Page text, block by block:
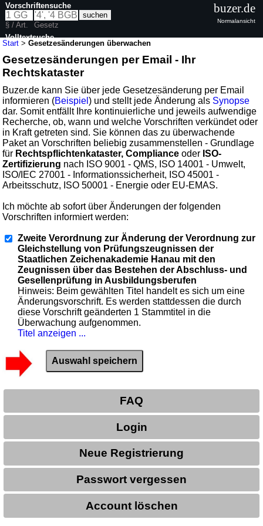
Start >Gesetzesänderungen überwachen
Gesetzesänderungen per Email - Ihr
Rechtskataster
Buzer.de kann Sie über jede Gesetzesänderung per Email
informieren (Beispiel) und stellt jede Änderung als Synopse
dar. Somit entfällt Ihre kontinuierliche und jeweils aufwendige
Recherche, ob, wann und welche Vorschriften verkündet oder
in Kraft getreten sind. Sie können das zu überwachende
Paket an Vorschriften beliebig zusammenstellen - Grundlage
für Rechtspflichtenkataster, Compliance oder ISO-
Zertifizierung nach ISO 9001 - QMS, ISO 14001 - Umwelt,
ISO/IEC 27001 - Informationssicherheit, ISO 45001 -
Arbeitsschutz, ISO 50001 - Energie oder EU-EMAS.
Ich möchte ab sofort über Änderungen der folgenden
Vorschriften informiert werden:
Zweite Verordnung zur Änderung der Verordnung zur
Gleichstellung von Prüfungszeugnissen der
Staatlichen Zeichenakademie Hanau mit den
Zeugnissen über das Bestehen der Abschluss- und
Gesellenprüfung in Ausbildungsberufen
Hinweis: Beim gewählten Titel handelt es sich um eine
Änderungsvorschrift. Es werden stattdessen die durch
diese Vorschrift geänderten 1 Stammtitel in die
Überwachung aufgenommen.
Titel anzeigen ...
FAQ
Login
Neue Registrierung
Passwort vergessen
Account löschen
Vorschriftensuche
§ / Art.
Gesetz
Volltextsuche
buzer.de
Normalansicht